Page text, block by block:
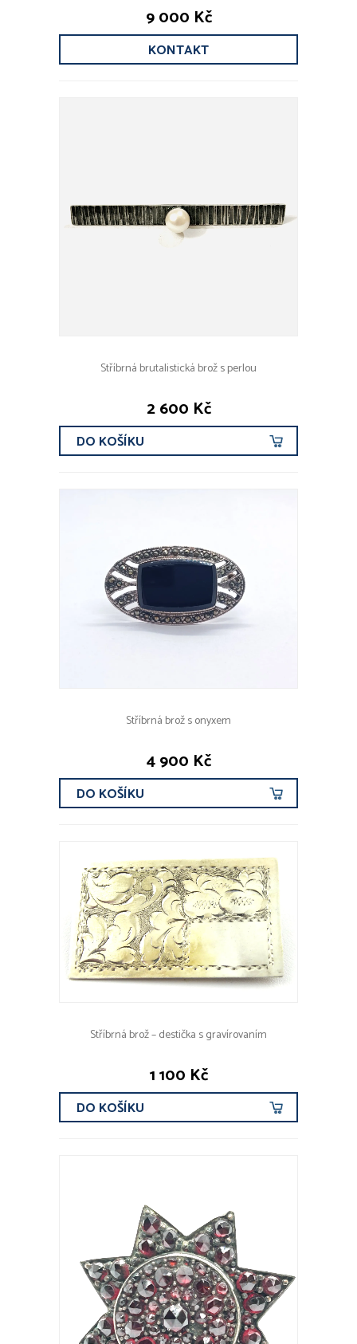
9 000 Kč
KONTAKT
Stříbrná brutalistická brož s perlou
2 600 Kč
DO KOŠÍKU
Stříbrná brož s onyxem
4 900 Kč
DO KOŠÍKU
Stříbrná brož – destička s gravírovaním
1 100 Kč
DO KOŠÍKU